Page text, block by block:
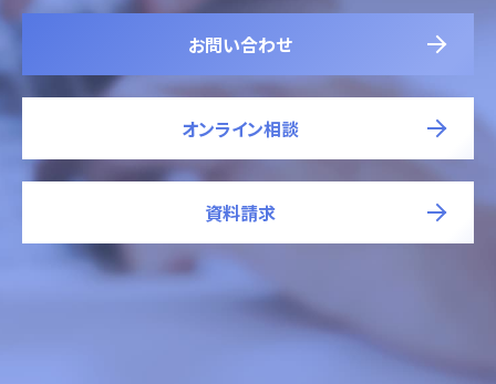
お問い合わせ
オンライン相談
資料請求